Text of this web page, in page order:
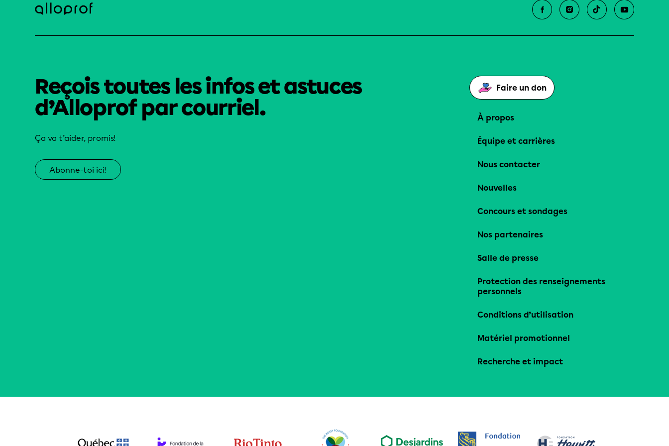
Reçois toutes les infos et astuces
d’Alloprof par courriel.
Ça va t’aider, promis!
Abonne-toi ici!
Faire un don
À propos
Équipe et carrières
Nous contacter
Nouvelles
Concours et sondages
Nos partenaires
Salle de presse
Protection des renseignements
personnels
Conditions d’utilisation
Matériel promotionnel
Recherche et impact